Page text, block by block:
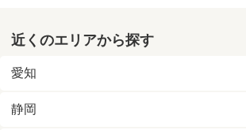
近くのエリアから探す
愛知
静岡